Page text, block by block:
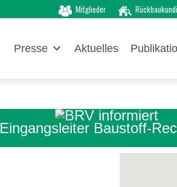
Mitglieder
Presse Aktuelles
Eingangsleiter Baustoff-